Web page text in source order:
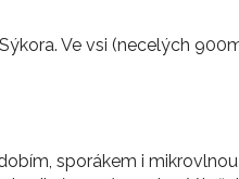
Ve vsi (necelých
sporákem i